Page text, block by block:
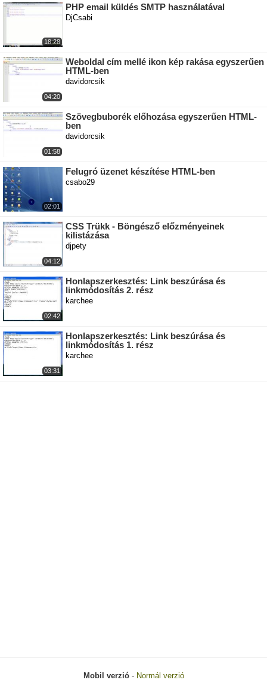
18:28
PHP email küldés SMTP használatával
DjCsabi
04:20
Weboldal cím mellé ikon kép rakása egyszerűen
HTML-ben
davidorcsik
01:58
Szövegbuborék előhozása egyszerűen HTML-
ben
davidorcsik
02:01
Felugró üzenet készítése HTML-ben
csabo29
04:12
CSS Trükk - Böngésző előzményeinek
kilistázása
djpety
02:42
Honlapszerkesztés: Link beszúrása és
linkmódosítás 2. rész
karchee
03:31
Honlapszerkesztés: Link beszúrása és
linkmódosítás 1. rész
karchee
Mobil verzió- Normál verzió